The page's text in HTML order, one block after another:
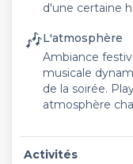
d'une certaine
🎶L'atmosphère
Ambiance
musicale
de la soirée.
atmosphère
Activités